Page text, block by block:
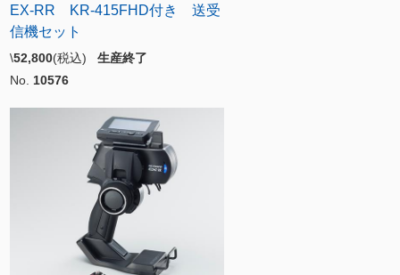
EX-RR KR-415FHD付き 送受
信機セット
\52,800(税込) 生産終了
No. 10576